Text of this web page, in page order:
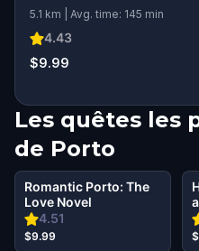
5.1 km | Avg. time: 145 min
4.43
$9.99
Les quêtes les
de Porto
4.51
Romantic Porto: The
Love Novel
$9.99